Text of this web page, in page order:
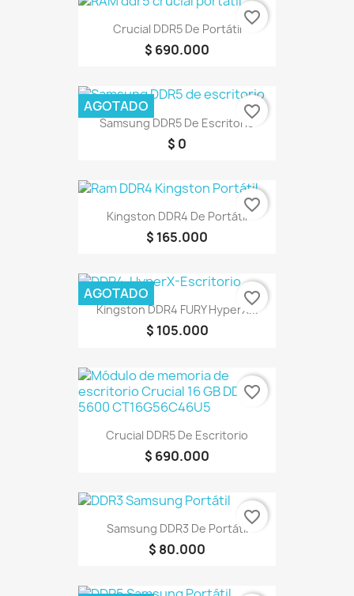
Crucial DDR5 De Portátil
$ 690.000
favorite_border
Samsung DDR5 De Escritorio
$ 0
AGOTADO favorite_border
Kingston DDR4 De Portátil
$ 165.000
favorite_border
Kingston DDR4 FURY HyperX...
$ 105.000
AGOTADO favorite_border
Crucial DDR5 De Escritorio
$ 690.000
favorite_border
Samsung DDR3 De Portátil
$ 80.000
favorite_border